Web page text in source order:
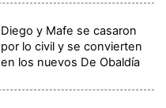
Diego y Mafe se casaron
por lo civil y se convierten
en los nuevos De Obaldía